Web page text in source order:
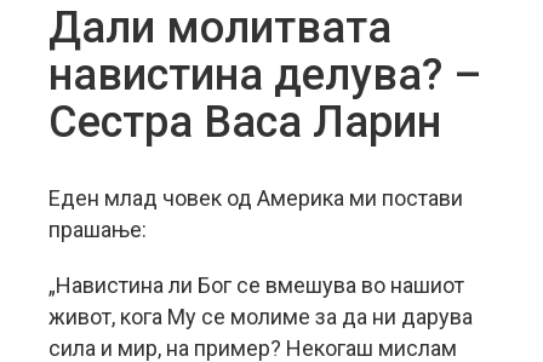
Дали молитвата
навистина делува? –
Сестра Васа Ларин
Еден млад човек од Америка ми постави
прашање:
„Навистина ли Бог се вмешува во нашиот
живот, кога Му се молиме за да ни дарува
сила и мир, на пример? Некогаш мислам